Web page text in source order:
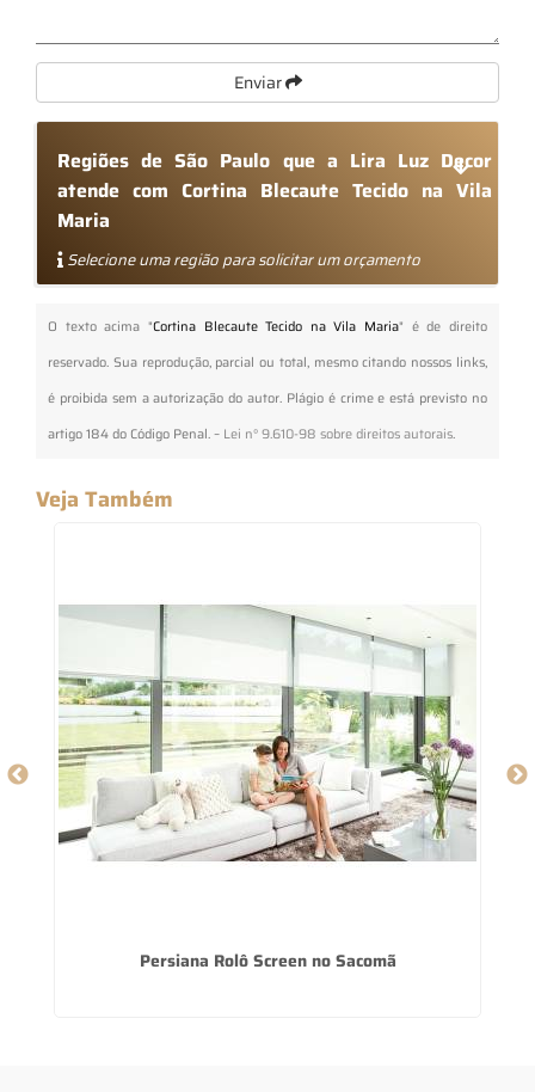
Enviar
Regiões de São Paulo que a Lira Luz Decor
atende com Cortina Blecaute Tecido na Vila
Maria
Selecione uma região para solicitar um orçamento
O texto acima "Cortina Blecaute Tecido na Vila Maria" é de direito
reservado. Sua reprodução, parcial ou total, mesmo citando nossos links,
é proibida sem a autorização do autor. Plágio é crime e está previsto no
artigo 184 do Código Penal. – Lei n° 9.610-98 sobre direitos autorais.
Veja Também
Persiana Rolô Screen no Sacomã